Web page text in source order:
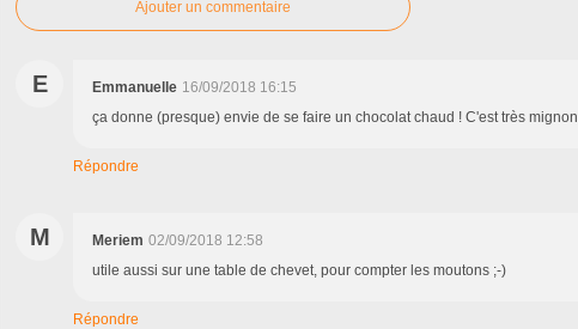
Ajouter un commentaire
E Emmanuelle 16/09/2018 16:15
ça donne (presque) envie de se faire un chocolat chaud ! C'est très mignon.
Répondre
M Meriem 02/09/2018 12:58
utile aussi sur une table de chevet, pour compter les moutons ;-)
Répondre